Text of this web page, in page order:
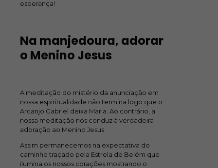
esperança!
Na manjedoura, adorar
o Menino Jesus
A meditação do mistério da anunciação em
nossa espiritualidade não termina logo que o
Arcanjo Gabriel deixa Maria. Ao contrário, a
nossa meditação nos conduz à verdadeira
adoração ao Menino Jesus.
Assim permanecemos na expectativa do
caminho traçado pela Estrela de Belém que
ilumina os nossos corações mostrando o